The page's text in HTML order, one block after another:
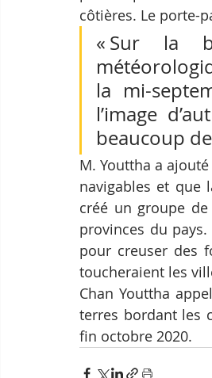
côtières. Le porte-
« Sur la
la mi-
l’image
beaucoup
M. Youttha a
navigables et que
créé un groupe
provinces du
pour creuser des
toucheraient les
Chan Youttha
terres bordant les
fin octobre 2020.